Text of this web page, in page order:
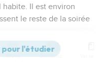
habite. Il est environ
le reste de la soirée
l’un de ces deux
se sont mis à suivre
Strong